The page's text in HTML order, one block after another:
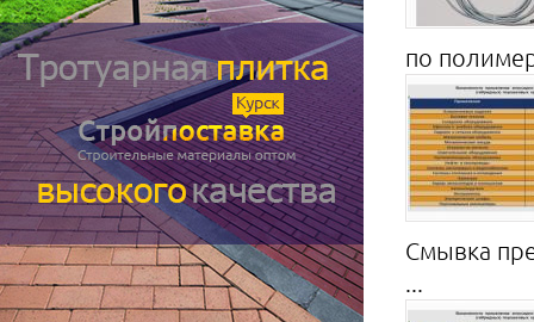
по
Смывка